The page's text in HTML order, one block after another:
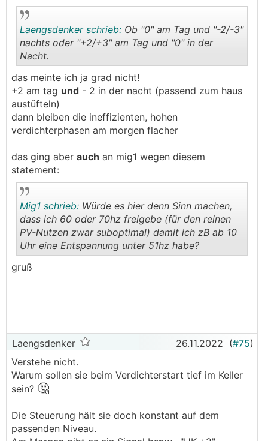
..
Laengsdenker schrieb: Ob "0" am Tag und "-2/-3"
nachts oder "+2/+3" am Tag und "0" in der
Nacht.
das meinte ich ja grad nicht!
+2 am tag und - 2 in der nacht (passend zum haus
austüfteln)
dann bleiben die ineffizienten, hohen
verdichterphasen am morgen flacher
das ging aber auch an mig1 wegen diesem
statement:
..
Mig1 schrieb: Würde es hier denn Sinn machen,
dass ich 60 oder 70hz freigebe (für den reinen
PV-Nutzen zwar suboptimal) damit ich zB ab 10
Uhr eine Entspannung unter 51hz habe?
gruß
Laengsdenker 26.11.2022 (#75)
Verstehe nicht.
Warum sollen sie beim Verdichterstart tief im Keller
sein? 🤔
Die Steuerung hält sie doch konstant auf dem
passenden Niveau.